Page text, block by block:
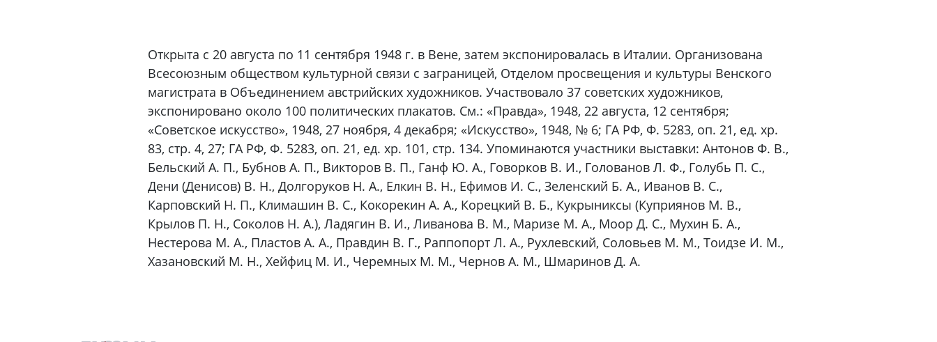
Открыта с 20 августа по 11 сентября 1948 г. в Вене, затем экспонировалась в Италии. Организована
Всесоюзным обществом культурной связи с заграницей, Отделом просвещения и культуры Венского
магистрата в Объединением австрийских художников. Участвовало 37 советских художников,
экспонировано около 100 политических плакатов. См.: «Правда», 1948, 22 августа, 12 сентября;
«Советское искусство», 1948, 27 ноября, 4 декабря; «Искусство», 1948, № 6; ГА РФ, Ф. 5283, оп. 21, ед. хр.
83, стр. 4, 27; ГА РФ, Ф. 5283, оп. 21, ед. хр. 101, стр. 134. Упоминаются участники выставки: Антонов Ф. В.,
Бельский А. П., Бубнов А. П., Викторов В. П., Ганф Ю. А., Говорков В. И., Голованов Л. Ф., Голубь П. С.,
Дени (Денисов) В. Н., Долгоруков Н. А., Елкин В. Н., Ефимов И. С., Зеленский Б. А., Иванов В. С.,
Карповский Н. П., Климашин В. С., Кокорекин А. А., Корецкий В. Б., Кукрыниксы (Куприянов М. В.,
Крылов П. Н., Соколов Н. А.), Ладягин В. И., Ливанова В. М., Маризе М. А., Моор Д. С., Мухин Б. А.,
Нестерова М. А., Пластов А. А., Правдин В. Г., Раппопорт Л. А., Рухлевский, Соловьев М. М., Тоидзе И. М.,
Хазановский М. Н., Хейфиц М. И., Черемных М. М., Чернов А. М., Шмаринов Д. А.